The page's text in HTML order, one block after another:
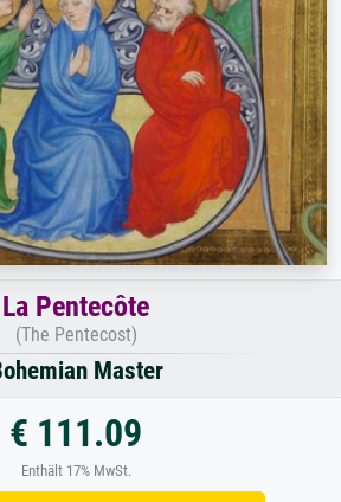
La Pentecôte
(The Pentecost)
Master
€ 111.09
Enthält 17% MwSt.